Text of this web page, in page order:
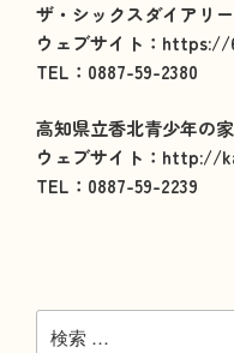
ザ・シックスダイアリ
ウェブサイト：
TEL：0887-59-2380
高知県立香北青少年の家
ウェブサイト：http://
TEL：0887-59-2239